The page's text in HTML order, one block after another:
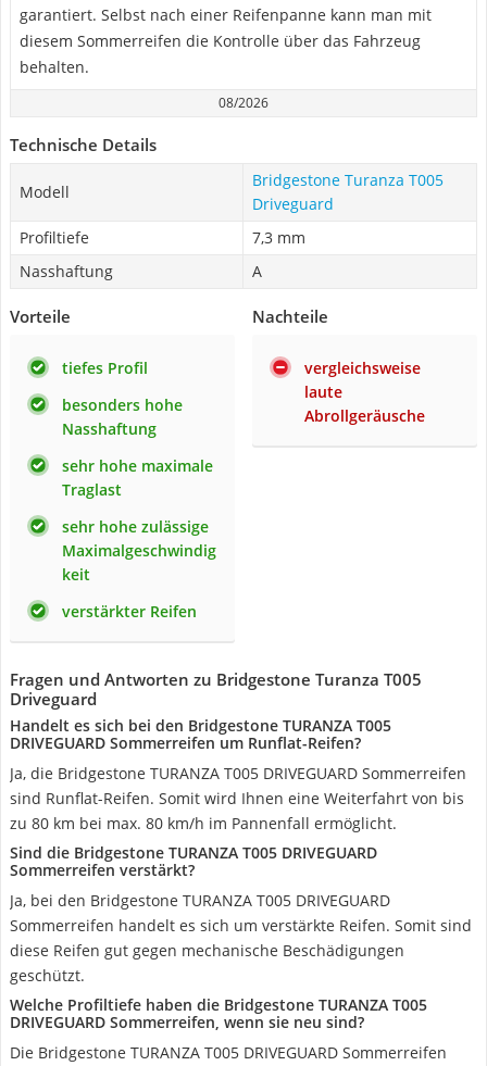
garantiert. Selbst nach einer Reifenpanne kann man mit
diesem Sommerreifen die Kontrolle über das Fahrzeug
behalten.
08/2026
Technische Details
Modell
Bridgestone Turanza T005
Driveguard
Profiltiefe
7,3 mm
Nasshaftung
A
Vorteile
tiefes Profil
besonders hohe
Nasshaftung
sehr hohe maximale
Traglast
sehr hohe zulässige
Maximalgeschwindig
keit
verstärkter Reifen
Nachteile
vergleichsweise
laute
Abrollgeräusche
Fragen und Antworten zu Bridgestone Turanza T005
Driveguard
Handelt es sich bei den Bridgestone TURANZA T005
DRIVEGUARD Sommerreifen um Runflat-Reifen?
Ja, die Bridgestone TURANZA T005 DRIVEGUARD Sommerreifen
sind Runflat-Reifen. Somit wird Ihnen eine Weiterfahrt von bis
zu 80 km bei max. 80 km/h im Pannenfall ermöglicht.
Sind die Bridgestone TURANZA T005 DRIVEGUARD
Sommerreifen verstärkt?
Ja, bei den Bridgestone TURANZA T005 DRIVEGUARD
Sommerreifen handelt es sich um verstärkte Reifen. Somit sind
diese Reifen gut gegen mechanische Beschädigungen
geschützt.
Welche Profiltiefe haben die Bridgestone TURANZA T005
DRIVEGUARD Sommerreifen, wenn sie neu sind?
Die Bridgestone TURANZA T005 DRIVEGUARD Sommerreifen